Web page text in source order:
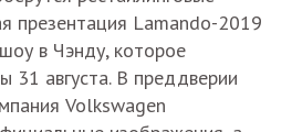
презентация Lamando-2019
в Чэнду, которое
31 августа. В преддверии
Volkswagen